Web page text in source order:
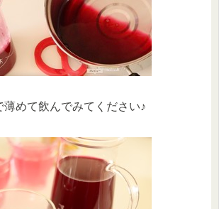
薄めて飲んでみてください♪